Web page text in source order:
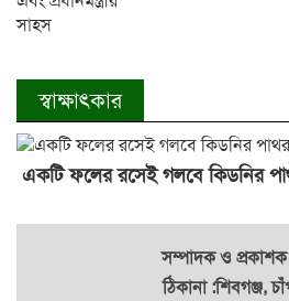
স্বাক্ষাৎকার
একটি ফলের রসেই গলবে কিডনির
সম্পাদক ও
ঠিকানা :শিবগঞ্জ,